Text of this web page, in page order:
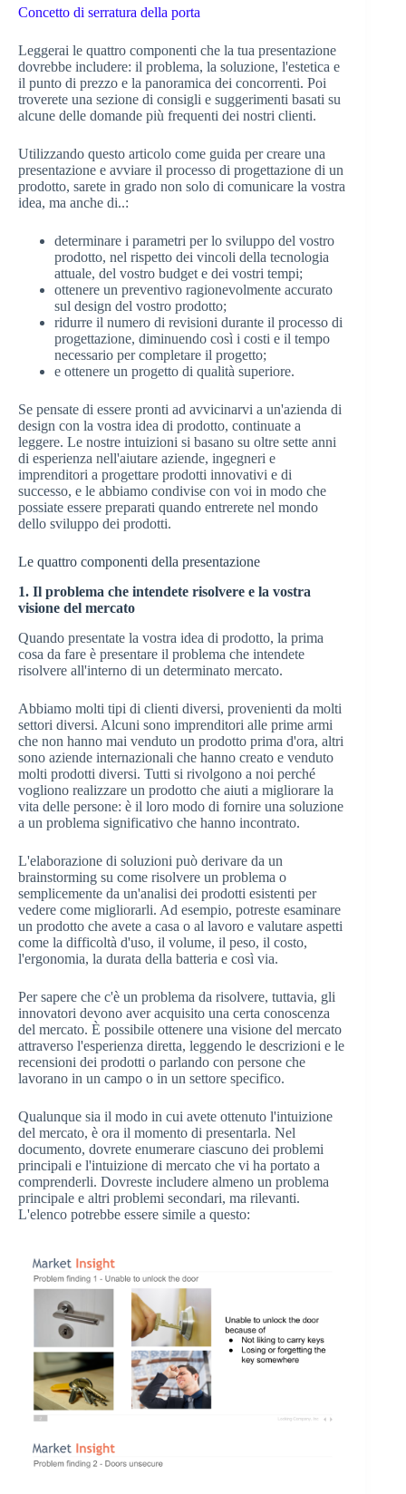
Concetto di serratura della porta
Leggerai le quattro componenti che la tua presentazione
dovrebbe includere: il problema, la soluzione, l'estetica e
il punto di prezzo e la panoramica dei concorrenti. Poi
troverete una sezione di consigli e suggerimenti basati su
alcune delle domande più frequenti dei nostri clienti.
Utilizzando questo articolo come guida per creare una
presentazione e avviare il processo di progettazione di un
prodotto, sarete in grado non solo di comunicare la vostra
idea, ma anche di..:
determinare i parametri per lo sviluppo del vostro
prodotto, nel rispetto dei vincoli della tecnologia
attuale, del vostro budget e dei vostri tempi;
ottenere un preventivo ragionevolmente accurato
sul design del vostro prodotto;
ridurre il numero di revisioni durante il processo di
progettazione, diminuendo così i costi e il tempo
necessario per completare il progetto;
e ottenere un progetto di qualità superiore.
Se pensate di essere pronti ad avvicinarvi a un'azienda di
design con la vostra idea di prodotto, continuate a
leggere. Le nostre intuizioni si basano su oltre sette anni
di esperienza nell'aiutare aziende, ingegneri e
imprenditori a progettare prodotti innovativi e di
successo, e le abbiamo condivise con voi in modo che
possiate essere preparati quando entrerete nel mondo
dello sviluppo dei prodotti.
Le quattro componenti della presentazione
1. Il problema che intendete risolvere e la vostra
visione del mercato
Quando presentate la vostra idea di prodotto, la prima
cosa da fare è presentare il problema che intendete
risolvere all'interno di un determinato mercato.
Abbiamo molti tipi di clienti diversi, provenienti da molti
settori diversi. Alcuni sono imprenditori alle prime armi
che non hanno mai venduto un prodotto prima d'ora, altri
sono aziende internazionali che hanno creato e venduto
molti prodotti diversi. Tutti si rivolgono a noi perché
vogliono realizzare un prodotto che aiuti a migliorare la
vita delle persone: è il loro modo di fornire una soluzione
a un problema significativo che hanno incontrato.
L'elaborazione di soluzioni può derivare da un
brainstorming su come risolvere un problema o
semplicemente da un'analisi dei prodotti esistenti per
vedere come migliorarli. Ad esempio, potreste esaminare
un prodotto che avete a casa o al lavoro e valutare aspetti
come la difficoltà d'uso, il volume, il peso, il costo,
l'ergonomia, la durata della batteria e così via.
Per sapere che c'è un problema da risolvere, tuttavia, gli
innovatori devono aver acquisito una certa conoscenza
del mercato. È possibile ottenere una visione del mercato
attraverso l'esperienza diretta, leggendo le descrizioni e le
recensioni dei prodotti o parlando con persone che
lavorano in un campo o in un settore specifico.
Qualunque sia il modo in cui avete ottenuto l'intuizione
del mercato, è ora il momento di presentarla. Nel
documento, dovrete enumerare ciascuno dei problemi
principali e l'intuizione di mercato che vi ha portato a
comprenderli. Dovreste includere almeno un problema
principale e altri problemi secondari, ma rilevanti.
L'elenco potrebbe essere simile a questo: